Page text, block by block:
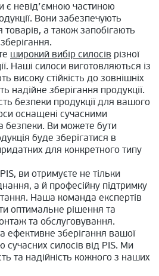
є невід’ємною частиною
Вони забезпечують
а також запобігають
широкий вибір силосів різної
Наші силоси виготовляються із
високу стійкість до зовнішніх
надійне зберігання продукції.
безпеки продукції для вашого
оснащені сучасними
безпеки. Ви можете бути
буде зберігатися в
для конкретного типу
ви отримуєте не тільки
а й професійну підтримку
Наша команда експертів
оптимальне рішення та
та обслуговування.
ефективне зберігання вашої
сучасних силосів від PIS. Ми
та надійність кожного з наших